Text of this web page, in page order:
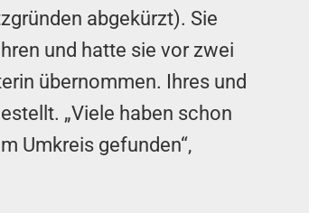
abgekürzt). Sie
und hatte sie vor zwei
übernommen. Ihres und
„Viele haben schon
Umkreis gefunden“,